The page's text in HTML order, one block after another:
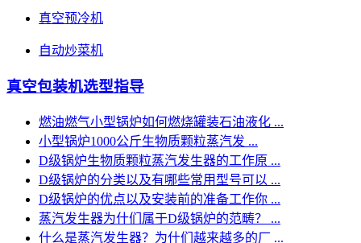
真空预冷机
自动炒菜机
真空包装机选型指导
燃油燃气小型锅炉如何燃烧罐装石油液化 ...
小型锅炉1000公斤生物质颗粒蒸汽发 ...
D级锅炉生物质颗粒蒸汽发生器的工作原 ...
D级锅炉的分类以及有哪些常用型号可以 ...
D级锅炉的优点以及安装前的准备工作你 ...
蒸汽发生器为什们属于D级锅炉的范畴？ ...
什么是蒸汽发生器？为什们越来越多的厂 ...